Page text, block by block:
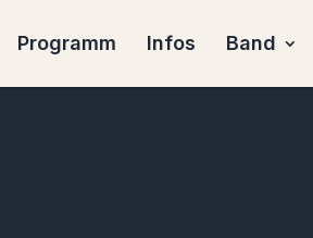
Programm Infos Band